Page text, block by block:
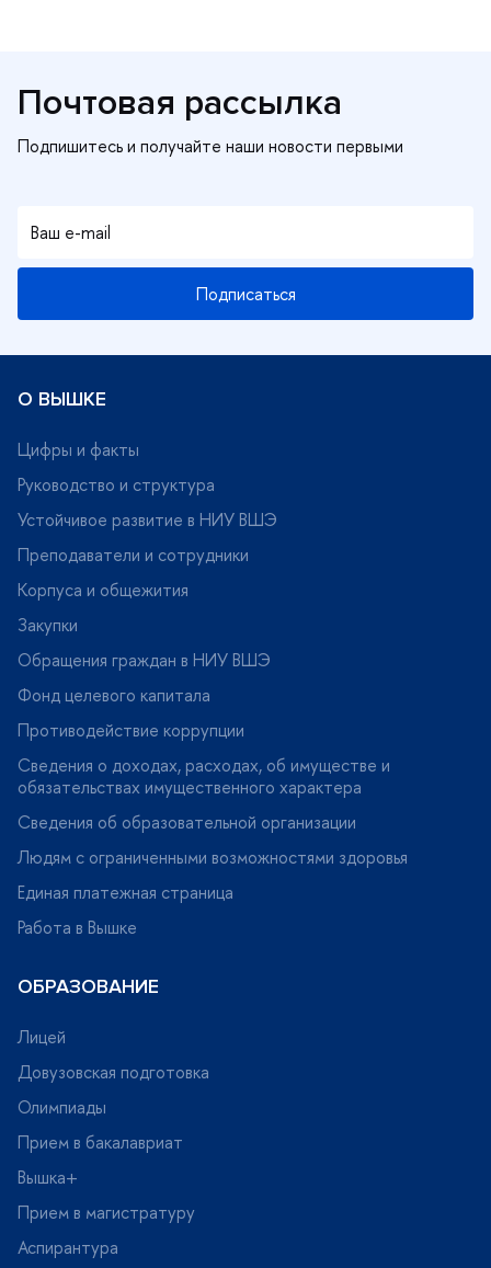
Почтовая рассылка
Подписаться
О ВЫШКЕ
Цифры и факты
Руководство и структура
Устойчивое развитие в НИУ ВШЭ
Преподаватели и сотрудники
Корпуса и общежития
Закупки
Обращения граждан в НИУ ВШЭ
Фонд целевого капитала
Противодействие коррупции
Сведения о доходах, расходах, об имуществе и
обязательствах имущественного характера
Сведения об образовательной организации
Людям с ограниченными возможностями здоровья
Единая платежная страница
Работа в Вышке
ОБРАЗОВАНИЕ
Лицей
Довузовская подготовка
Олимпиады
Прием в бакалавриат
ышка+
Прием в магистратуру
Аспирантура